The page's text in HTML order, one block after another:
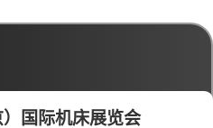
国际机床展览会